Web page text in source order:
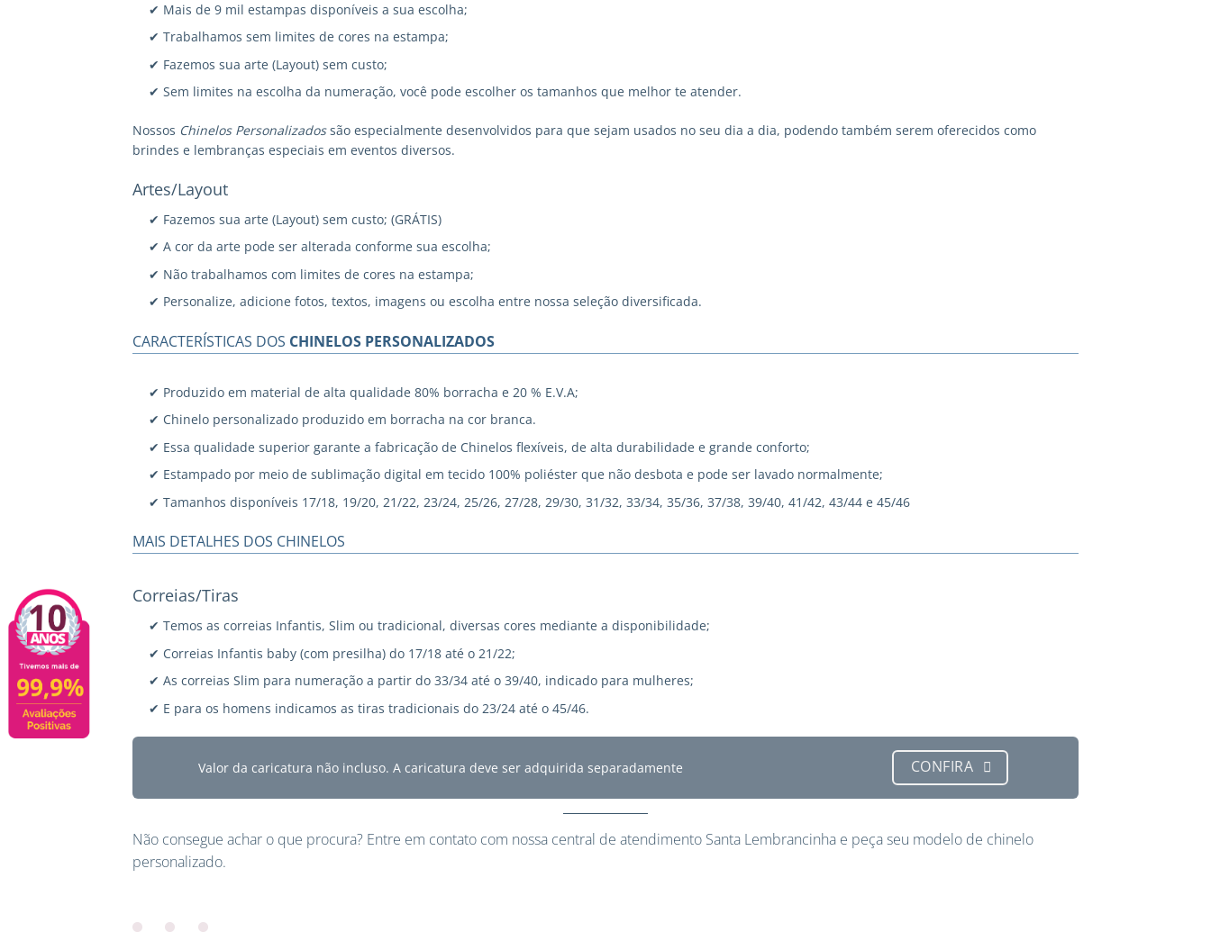
✔ Mais de 9 mil estampas disponíveis a sua escolha;
✔ Trabalhamos sem limites de cores na estampa;
✔ Fazemos sua arte (Layout) sem custo;
✔ Sem limites na escolha da numeração, você pode escolher os tamanhos que melhor te atender.
Nossos Chinelos Personalizadossão especialmente desenvolvidos para que sejam usados no seu dia a dia, podendo também serem oferecidos como
brindes e lembranças especiais em eventos diversos.
Artes/Layout
✔ Fazemos sua arte (Layout) sem custo; (GRÁTIS)
✔ A cor da arte pode ser alterada conforme sua escolha;
✔ Não trabalhamos com limites de cores na estampa;
✔ Personalize, adicione fotos, textos, imagens ou escolha entre nossa seleção diversificada.
CARACTERÍSTICAS DOS CHINELOS PERSONALIZADOS
✔ Produzido em material de alta qualidade 80% borracha e 20 % E.V.A;
✔ Chinelo personalizado produzido em borracha na cor branca.
✔ Essa qualidade superior garante a fabricação de Chinelos flexíveis, de alta durabilidade e grande conforto;
✔ Estampado por meio de sublimação digital em tecido 100% poliéster que não desbota e pode ser lavado normalmente;
✔ Tamanhos disponíveis 17/18, 19/20, 21/22, 23/24, 25/26, 27/28, 29/30, 31/32, 33/34, 35/36, 37/38, 39/40, 41/42, 43/44 e 45/46
MAIS DETALHES DOS CHINELOS
Correias/Tiras
✔ Temos as correias Infantis, Slim ou tradicional, diversas cores mediante a disponibilidade;
✔ Correias Infantis baby (com presilha) do 17/18 até o 21/22;
✔ As correias Slim para numeração a partir do 33/34 até o 39/40, indicado para mulheres;
✔ E para os homens indicamos as tiras tradicionais do 23/24 até o 45/46.
Valor da caricatura não incluso. A caricatura deve ser adquirida separadamente CONFIRA
Não consegue achar o que procura? Entre em contato com nossa central de atendimento Santa Lembrancinha e peça seu modelo de chinelo
personalizado.